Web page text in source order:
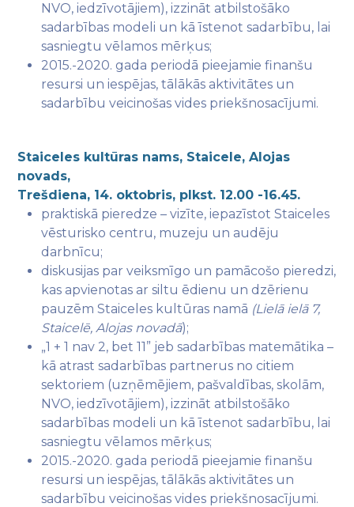
NVO, iedzīvotājiem), izzināt atbilstošāko
sadarbības modeli un kā īstenot sadarbību, lai
sasniegtu vēlamos mērķus;
2015.-2020. gada periodā pieejamie finanšu
resursi un iespējas, tālākās aktivitātes un
sadarbību veicinošas vides priekšnosacījumi.
Staiceles kultūras nams, Staicele, Alojas
novads,
Trešdiena, 14. oktobris, plkst. 12.00 -16.45.
praktiskā pieredze – vizīte, iepazīstot Staiceles
vēsturisko centru, muzeju un audēju
darbnīcu;
diskusijas par veiksmīgo un pamācošo pieredzi,
kas apvienotas ar siltu ēdienu un dzērienu
pauzēm Staiceles kultūras namā (Lielāielā 7,
Staicelē, Alojas novadā);
„1 + 1 nav 2, bet 11” jeb sadarbības matemātika –
kā atrast sadarbības partnerus no citiem
sektoriem (uzņēmējiem, pašvaldības, skolām,
NVO, iedzīvotājiem), izzināt atbilstošāko
sadarbības modeli un kā īstenot sadarbību, lai
sasniegtu vēlamos mērķus;
2015.-2020. gada periodā pieejamie finanšu
resursi un iespējas, tālākās aktivitātes un
sadarbību veicinošas vides priekšnosacījumi.